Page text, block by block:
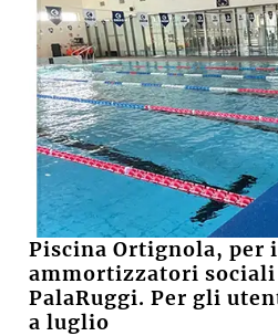
Piscina Ortignola, per
ammortizzatori sociali
PalaRuggi. Per gli
a luglio